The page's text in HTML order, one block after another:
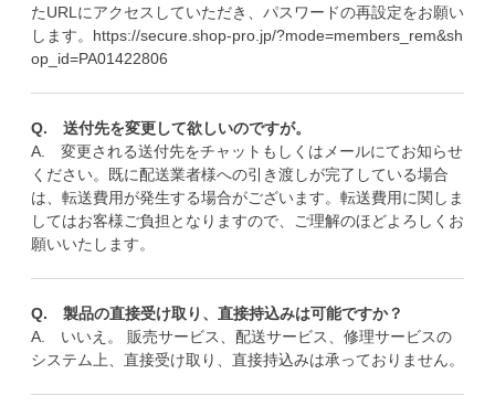
たURLにアクセスしていただき、パスワードの再設定をお願い
します。 https://secure.shop-pro.jp/?mode=members_rem&sh
op_id=PA01422806
Q. 送付先を変更して欲しいのですが。
A. 変更される送付先をチャットもしくはメールにてお知らせ
ください。既に配送業者様への引き渡しが完了している場合
は、転送費用が発生する場合がございます。転送費用に関しま
してはお客様ご負担となりますので、ご理解のほどよろしくお
願いいたします。
Q. 製品の直接受け取り、直接持込みは可能ですか？
A. いいえ。 販売サービス、配送サービス、修理サービスの
システム上、直接受け取り、直接持込みは承っておりません。